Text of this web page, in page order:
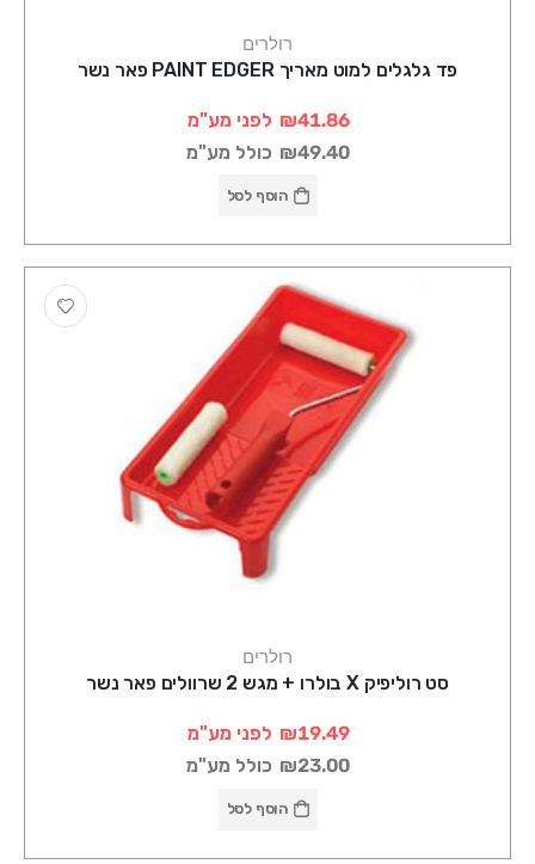
רולרים
פד גלגלים למוט מאריך PAINT EDGER פאר נשר
₪41.86 לפני מע"מ
₪49.40 כולל מע"מ
הוסף לסל
רולרים
סט רוליפיק X בולרו + מגש 2 שרוולים פאר נשר
₪19.49 לפני מע"מ
₪23.00 כולל מע"מ
הוסף לסל